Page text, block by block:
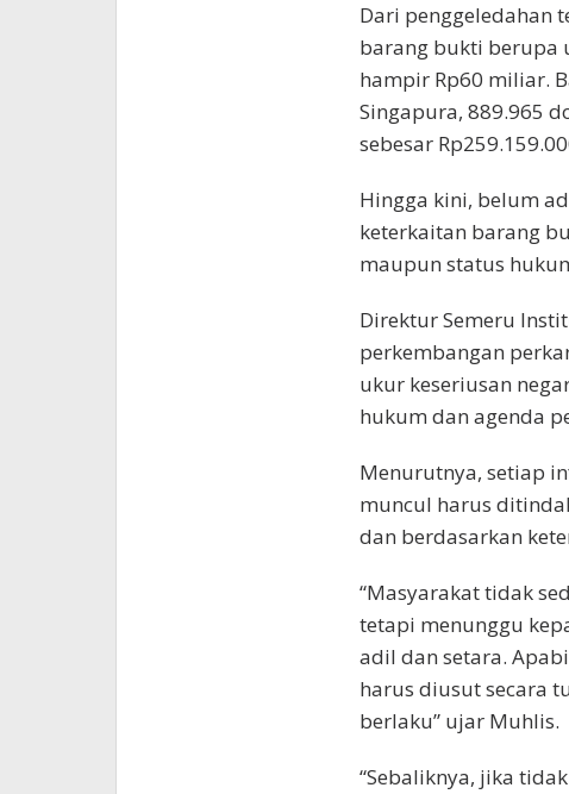
Dari penggeledahan
barang bukti berupa
hampir Rp60 miliar.
Singapura, 889.965
sebesar
Hingga kini, belum
keterkaitan barang
maupun status
Direktur Semeru
perkembangan
ukur keseriusan
hukum dan agenda
Menurutnya, setiap
muncul harus
dan berdasarkan
“Masyarakat tidak
tetapi menunggu
adil dan setara.
harus diusut secara
berlaku” ujar Muhlis.
“Sebaliknya, jika